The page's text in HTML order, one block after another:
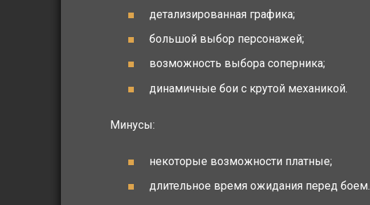
детализированная графика;
большой выбор персонажей;
возможность выбора соперника;
динамичные бои с крутой механикой.
Минусы:
некоторые возможности платные;
длительное время ожидания перед боем.